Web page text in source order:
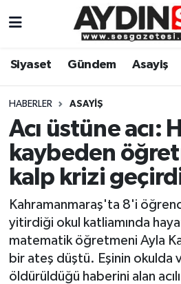
Siyaset Gündem Asayiş
HABERLER ASAYIŞ
Acı üstüne acı:
kaybeden
kalp krizi
Kahramanmaraş'ta 8'i
yitirdiği okul katliamında
matematik öğretmeni Ayla
bir ateş düştü. Eşinin okulda
öldürüldüğü haberini alan
Gündem
Siyaset
Ekonomi
Yaşam
Eğitim
Kültür Sanat
Aydın Hava Durumu
Aydin Namaz Vakitleri
Aydın Trafik Yoğunluk
Süper Lig Puan Durumu ve
Tüm Manşetler
Son Dakika Haberleri